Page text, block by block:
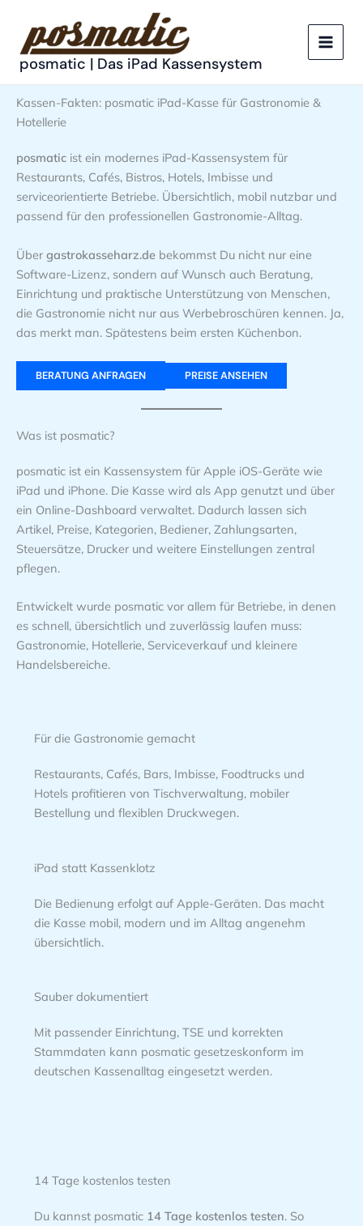
Inhalt
springen
posmatic | Das iPad Kassensystem
Kassen-Fakten: posmatic iPad-Kasse für Gastronomie &
Hotellerie
posmatic ist ein modernes iPad-Kassensystem für
Restaurants, Cafés, Bistros, Hotels, Imbisse und
serviceorientierte Betriebe. Übersichtlich, mobil nutzbar und
passend für den professionellen Gastronomie-Alltag.
Über gastrokasseharz.de bekommst Du nicht nur eine
Software-Lizenz, sondern auf Wunsch auch Beratung,
Einrichtung und praktische Unterstützung von Menschen,
die Gastronomie nicht nur aus Werbebroschüren kennen. Ja,
das merkt man. Spätestens beim ersten Küchenbon.
BERATUNG ANFRAGEN PREISE ANSEHEN
Was ist posmatic?
posmatic ist ein Kassensystem für Apple iOS-Geräte wie
iPad und iPhone. Die Kasse wird als App genutzt und über
ein Online-Dashboard verwaltet. Dadurch lassen sich
Artikel, Preise, Kategorien, Bediener, Zahlungsarten,
Steuersätze, Drucker und weitere Einstellungen zentral
pflegen.
Entwickelt wurde posmatic vor allem für Betriebe, in denen
es schnell, übersichtlich und zuverlässig laufen muss:
Gastronomie, Hotellerie, Serviceverkauf und kleinere
Handelsbereiche.
Für die Gastronomie gemacht
Restaurants, Cafés, Bars, Imbisse, Foodtrucks und
Hotels profitieren von Tischverwaltung, mobiler
Bestellung und flexiblen Druckwegen.
iPad statt Kassenklotz
Die Bedienung erfolgt auf Apple-Geräten. Das macht
die Kasse mobil, modern und im Alltag angenehm
übersichtlich.
Sauber dokumentiert
Mit passender Einrichtung, TSE und korrekten
Stammdaten kann posmatic gesetzeskonform im
deutschen Kassenalltag eingesetzt werden.
14 Tage kostenlos testen
Du kannst posmatic 14 Tage kostenlos testen. So